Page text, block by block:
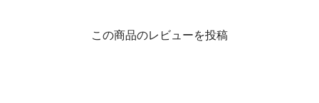
この商品のレビューを投稿